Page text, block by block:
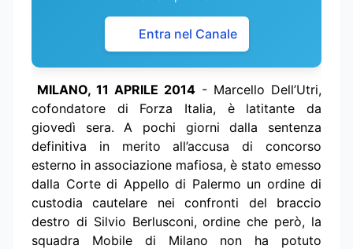
Entra nel Canale
MILANO, 11 APRILE 2014 - Marcello Dell’Utri,
cofondatore di Forza Italia, è latitante da
giovedì sera. A pochi giorni dalla sentenza
definitiva in merito all’accusa di concorso
esterno in associazione mafiosa, è stato emesso
dalla Corte di Appello di Palermo un ordine di
custodia cautelare nei confronti del braccio
destro di Silvio Berlusconi, ordine che però, la
squadra Mobile di Milano non ha potuto